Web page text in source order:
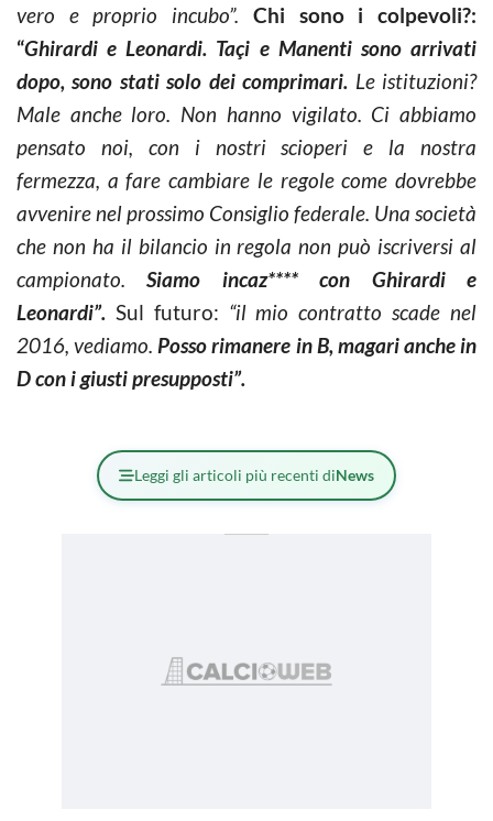
vero e proprio incubo”. Chi sono i colpevoli?:
“Ghirardi e Leonardi. Taçi e Manenti sono arrivati
dopo, sono stati solo dei comprimari. Le istituzioni?
Male anche loro. Non hanno vigilato. Ci abbiamo
pensato noi, con i nostri scioperi e la nostra
fermezza, a fare cambiare le regole come dovrebbe
avvenire nel prossimo Consiglio federale. Una società
che non ha il bilancio in regola non può iscriversi al
campionato. Siamo incaz**** con Ghirardi e
Leonardi”. Sul futuro: “il mio contratto scade nel
2016, vediamo. Posso rimanere in B, magari anche in
D con i giusti presupposti”.
Leggi gli articoli più recenti diNews